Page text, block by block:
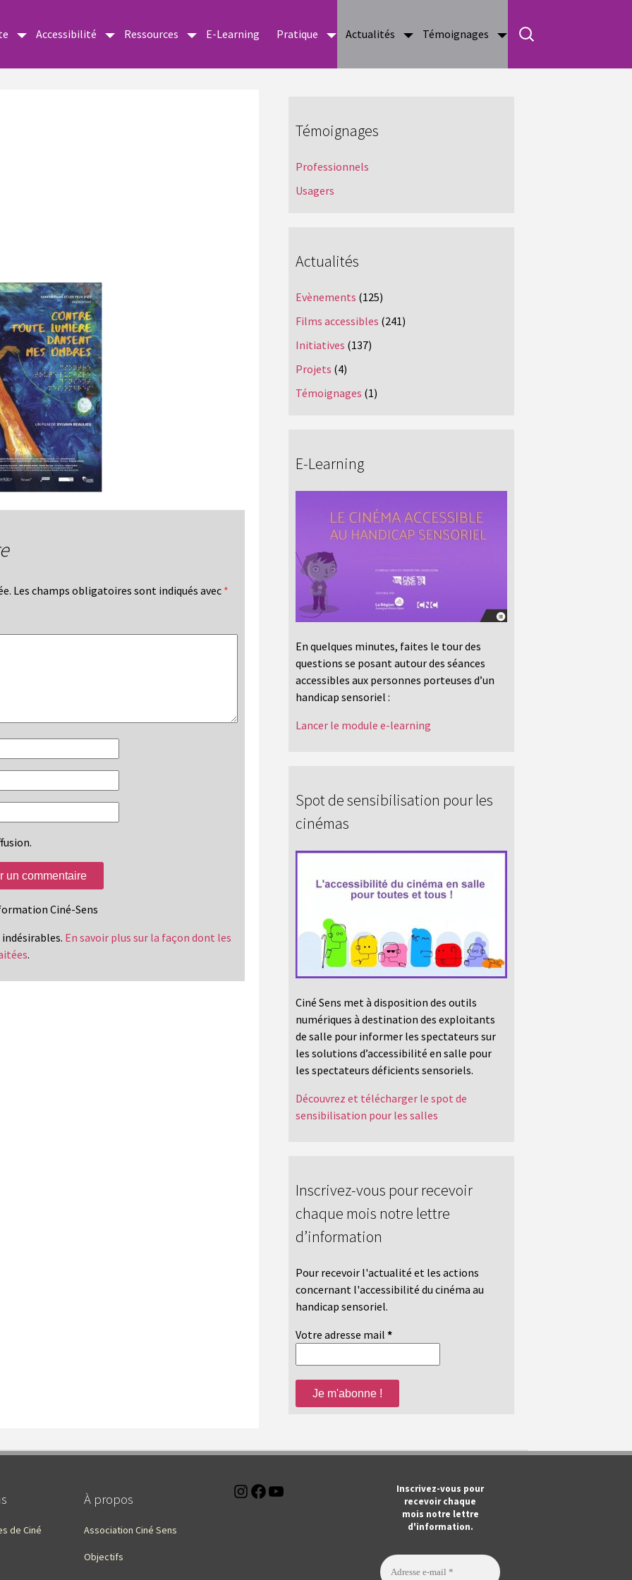
Accessibilité Ressources E-Learning Pratique Actualités Témoignages
Les champs obligatoires sont indiqués avec *
Ciné-Sens
En savoir plus sur la façon dont les
.
Témoignages
Professionnels
Usagers
Actualités
Evènements (125)
Films accessibles (241)
Initiatives (137)
Projets (4)
Témoignages (1)
E-Learning
En quelques minutes, faites le tour des
questions se posant autour des séances
accessibles aux personnes porteuses d’un
handicap sensoriel :
Lancer le module e-learning
Spot de sensibilisation pour les
cinémas
Ciné Sens met à disposition des outils
numériques à destination des exploitants
de salle pour informer les spectateurs sur
les solutions d’accessibilité en salle pour
les spectateurs déficients sensoriels.
Découvrez et télécharger le spot de
sensibilisation pour les salles
Inscrivez-vous pour recevoir
chaque mois notre lettre
d’information
Pour recevoir l'actualité et les actions
concernant l'accessibilité du cinéma au
handicap sensoriel.
Votre adresse mail *
de Ciné
À propos
Association Ciné Sens
Objectifs
Instagram
Facebook
Inscrivez-vous pour
recevoir chaque
mois notre lettre
d'information.